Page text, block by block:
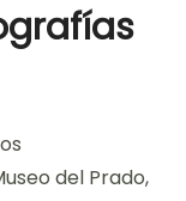
del Prado,